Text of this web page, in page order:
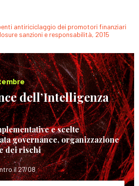
antiriciclaggio dei promotori finanziari
sanzioni e responsabilità, 2015
dell’Intelligenza
e scelte
governance, organizzazione
dei rischi
il 27/08